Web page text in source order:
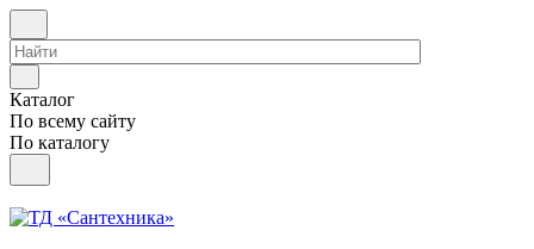
Каталог
По всему сайту
По каталогу